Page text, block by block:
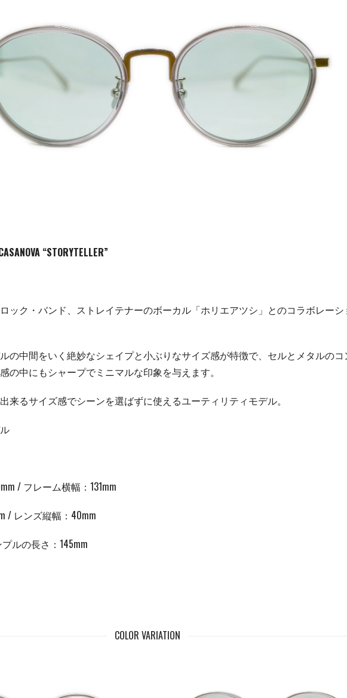
“STORYTELLER”
ック・バンド、ストレイテナーのボーカル「ホリエアツシ」とのコラボレーシ
の中間をいく絶妙なシェイプと小ぶりなサイズ感が特徴で、セルとメタルのコ
の中にもシャープでミニマルな印象を与えます。
来るサイズ感でシーンを選ばずに使えるユーティリティモデル。
/ フレーム横幅：131mm
/ レンズ縦幅：40mm
ルの長さ： 145mm
COLOR VARIATION